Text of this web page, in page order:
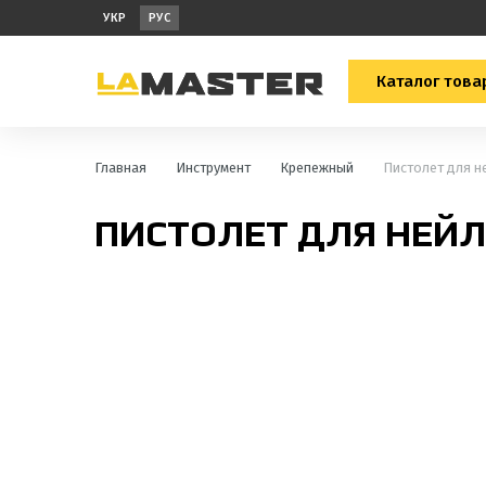
УКР РУС
Каталог
Главная Инструмент Крепежный Пистолет для
ПИСТОЛЕТ ДЛЯ